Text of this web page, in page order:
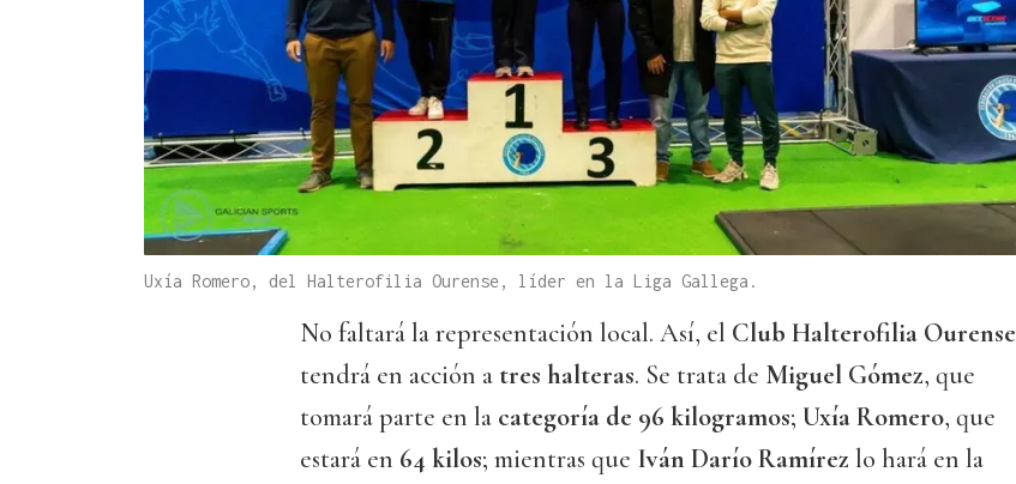
Uxía Romero, del Halterofilia Ourense, líder en la Liga Gallega.
No faltará la representación local. Así, el Club Halterofilia Ourense
tendrá en acción a tres halteras. Se trata de Miguel Gómez, que
tomará parte en la categoría de 96 kilogramos; Uxía Romero, que
estará en 64 kilos; mientras que Iván Darío Ramírez lo hará en la